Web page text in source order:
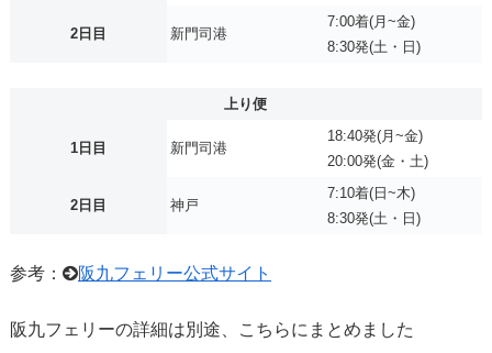
2日目 新門司港
7:00着(月~金)
8:30発(土・日)
上り便
1日目 新門司港
18:40発(月~金)
20:00発(金・土)
2日目 神戸
7:10着(日~木)
8:30発(土・日)
参考： 阪九フェリー公式サイト
阪九フェリーの詳細は別途、こちらにまとめました